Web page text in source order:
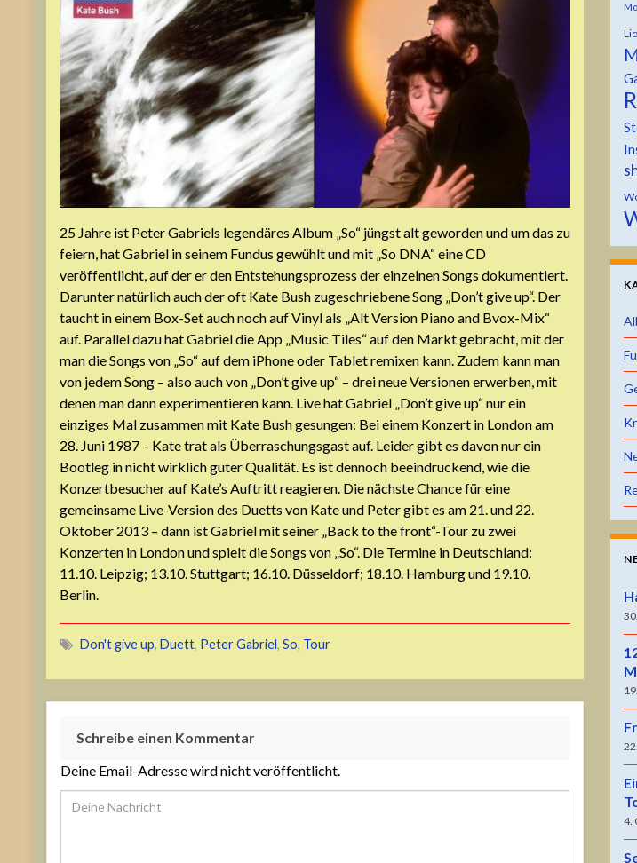
25 Jahre ist Peter Gabriels legendäres Album „So“ jüngst alt geworden und um das zu
feiern, hat Gabriel in seinem Fundus gewühlt und mit „So DNA“ eine CD
veröffentlicht, auf der er den Entstehungsprozess der einzelnen Songs dokumentiert.
Darunter natürlich auch der oft Kate Bush zugeschriebene Song „Don’t give up“. Der
taucht in einem Box-Set auch noch auf Vinyl als „Alt Version Piano and Bvox-Mix“
auf. Parallel dazu hat Gabriel die App „Music Tiles“ auf den Markt gebracht, mit der
man die Songs von „So“ auf dem iPhone oder Tablet remixen kann. Zudem kann man
von jedem Song – also auch von „Don’t give up“ – drei neue Versionen erwerben, mit
denen man dann experimentieren kann. Live hat Gabriel „Don’t give up“ nur ein
einziges Mal zusammen mit Kate Bush gesungen: Bei einem Konzert in London am
28. Juni 1987 – Kate trat als Überraschungsgast auf. Leider gibt es davon nur ein
Bootleg in nicht wirklich guter Qualität. Es ist dennoch beeindruckend, wie die
Konzertbesucher auf Kate’s Auftritt reagieren. Die nächste Chance für eine
gemeinsame Live-Version des Duetts von Kate und Peter gibt es am 21. und 22.
Oktober 2013 – dann ist Gabriel mit seiner „Back to the front“-Tour zu zwei
Konzerten in London und spielt die Songs von „So“. Die Termine in Deutschland:
11.10. Leipzig; 13.10. Stuttgart; 16.10. Düsseldorf; 18.10. Hamburg und 19.10.
Berlin.
Don't give up, Duett, Peter Gabriel, So, Tour
Schreibe einen Kommentar
Deine Email-Adresse wird nicht veröffentlicht.
4.